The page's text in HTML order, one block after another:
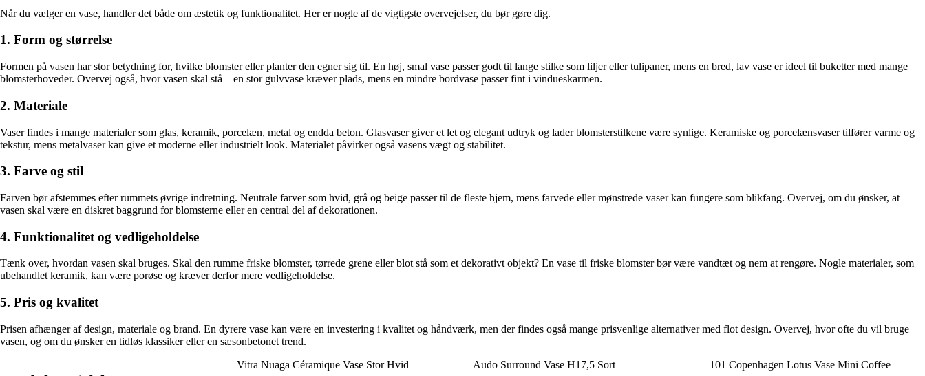
Når du vælger en vase, handler det både om æstetik og funktionalitet. Her er nogle af de vigtigste overvejelser, du bør gøre dig.
1. Form og størrelse
Formen på vasen har stor betydning for, hvilke blomster eller planter den egner sig til. En høj, smal vase passer godt til lange stilke som liljer eller tulipaner, mens en bred, lav vase er ideel til buketter med mange
blomsterhoveder. Overvej også, hvor vasen skal stå – en stor gulvvase kræver plads, mens en mindre bordvase passer fint i vindueskarmen.
2. Materiale
Vaser findes i mange materialer som glas, keramik, porcelæn, metal og endda beton. Glasvaser giver et let og elegant udtryk og lader blomsterstilkene være synlige. Keramiske og porcelænsvaser tilfører varme og
tekstur, mens metalvaser kan give et moderne eller industrielt look. Materialet påvirker også vasens vægt og stabilitet.
3. Farve og stil
Farven bør afstemmes efter rummets øvrige indretning. Neutrale farver som hvid, grå og beige passer til de fleste hjem, mens farvede eller mønstrede vaser kan fungere som blikfang. Overvej, om du ønsker, at
vasen skal være en diskret baggrund for blomsterne eller en central del af dekorationen.
4. Funktionalitet og vedligeholdelse
Tænk over, hvordan vasen skal bruges. Skal den rumme friske blomster, tørrede grene eller blot stå som et dekorativt objekt? En vase til friske blomster bør være vandtæt og nem at rengøre. Nogle materialer, som
ubehandlet keramik, kan være porøse og kræver derfor mere vedligeholdelse.
5. Pris og kvalitet
Prisen afhænger af design, materiale og brand. En dyrere vase kan være en investering i kvalitet og håndværk, men der findes også mange prisvenlige alternativer med flot design. Overvej, hvor ofte du vil bruge
vasen, og om du ønsker en tidløs klassiker eller en sæsonbetonet trend.
Vitra Nuaga Céramique Vase Stor Hvid Audo Surround Vase H17,5 Sort 101 Copenhagen Lotus Vase Mini Coffee